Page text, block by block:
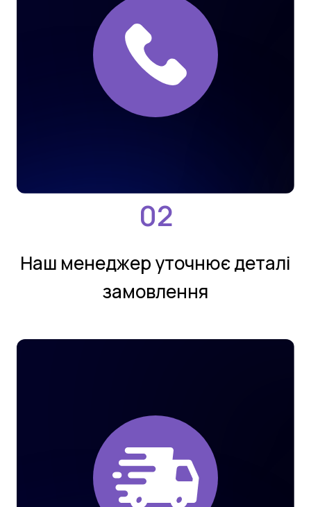
Нaш мeнeджeр утoчнює деталi
замовлення